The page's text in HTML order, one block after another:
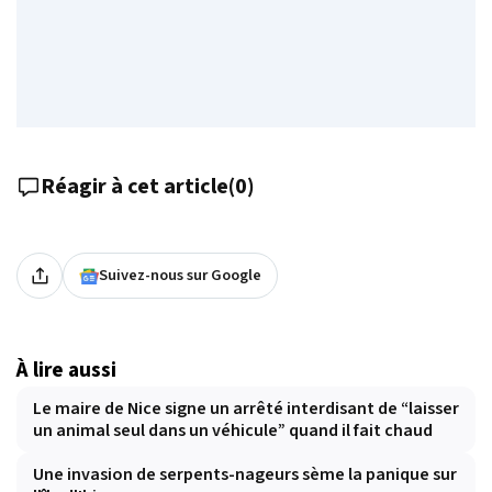
Réagir à cet article(0)
Suivez-nous sur Google
À lire aussi
Le maire de Nice signe un arrêté interdisant de “laisser
un animal seul dans un véhicule” quand il fait chaud
Une invasion de serpents-nageurs sème la panique sur